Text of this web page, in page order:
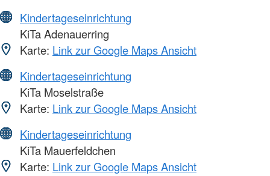
Kindertageseinrichtung
KiTa Adenauerring
Karte: Link zur Google Maps Ansicht
Kindertageseinrichtung
KiTa Moselstraße
Karte: Link zur Google Maps Ansicht
Kindertageseinrichtung
KiTa Mauerfeldchen
Karte: Link zur Google Maps Ansicht